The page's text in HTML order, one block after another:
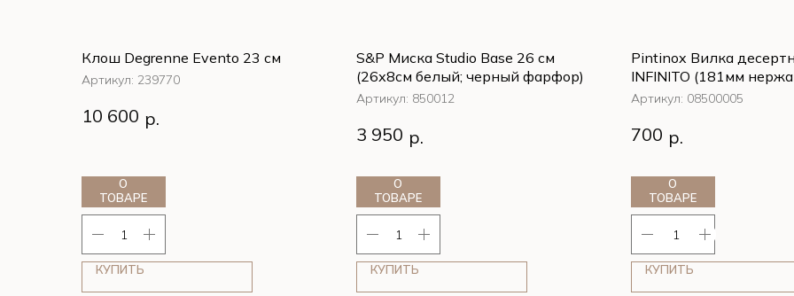
Клош Degrenne Evento 23 см
Артикул: 239770
Клош Degrenne Evento 23 см
10 600 р.
О
ТОВАРЕ
КУПИТЬ
S&P Миска Studio Base 26 см
(26х8см белый; черный фарфор)
Артикул: 850012
S&P Миска Studio Base 26 см
(26х8см белый; черный фарфор)
3 950 р.
О
ТОВАРЕ
КУПИТЬ
Pintinox Вилка
INFINITO (181мм
сталь 18/0)
Артикул: 08500005
Pintinox Вилка
INFINITO (181мм
700 р.
О
ТОВАРЕ
КУПИТЬ